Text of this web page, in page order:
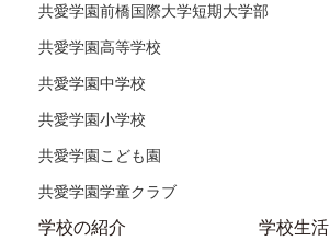
共愛学園前橋国際大学短期大学部
共愛学園高等学校
共愛学園中学校
共愛学園小学校
共愛学園こども園
共愛学園学童クラブ
学校の紹介 学校生活